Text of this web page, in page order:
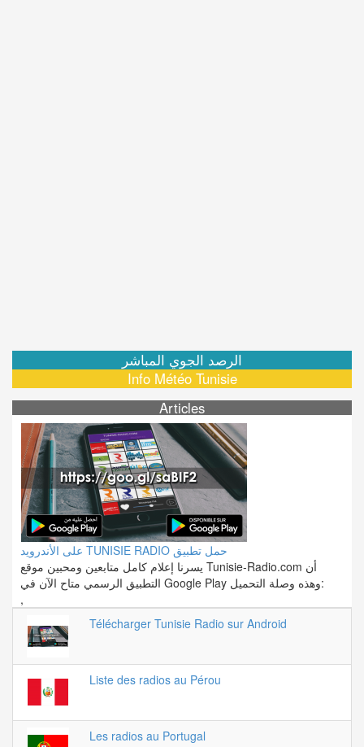
الرصد الجوي المباشر
Info Météo Tunisie
Articles
على الأندرويد TUNISIE RADIO حمل تطبيق
يسرنا إعلام كامل متابعين ومحبين موقع Tunisie-Radio.com أن
التطبيق الرسمي متاح الآن في Google Play وهذه وصلة التحميل:
,
Télécharger Tunisie Radio sur Android
Liste des radios au Pérou
Les radios au Portugal